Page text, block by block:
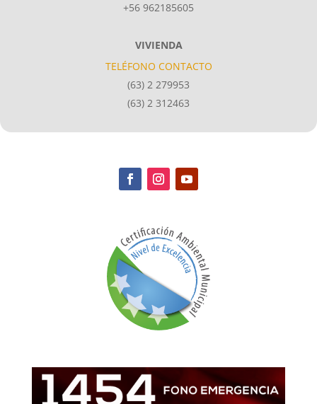
+56 962185605
VIVIENDA
TELÉFONO CONTACTO
(63) 2 279953
(63) 2 312463